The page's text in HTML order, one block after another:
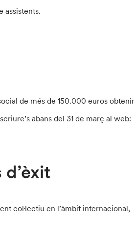
assistents.
de més de 150.000 euros obtenir
abans del 31 de març al web:
col·lectiu en l’àmbit internacional,